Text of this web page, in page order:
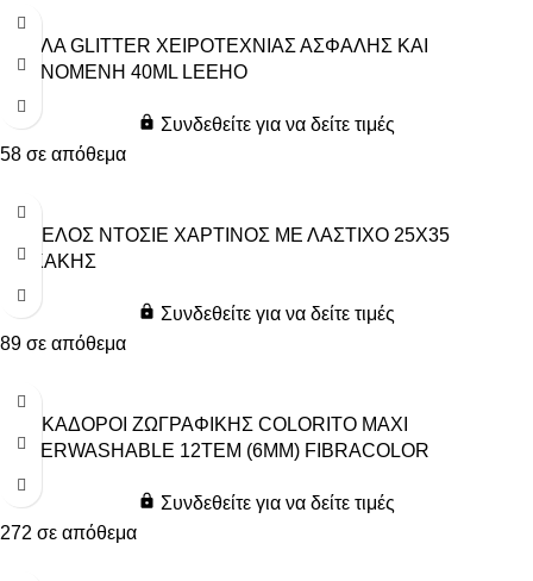
ΚΟΛΛΑ GLITTER ΧΕΙΡΟΤΕΧΝΙΑΣ ΑΣΦΑΛΗΣ ΚΑΙ
ΠΛΕΝΟΜΕΝΗ 40ML LEEHO
Συνδεθείτε για να δείτε τιμές
58 σε απόθεμα
ΦΑΚΕΛΟΣ ΝΤΟΣΙΕ ΧΑΡΤΙΝΟΣ ΜΕ ΛΑΣΤΙΧΟ 25Χ35
ΔΙΑΚΑΚΗΣ
Συνδεθείτε για να δείτε τιμές
89 σε απόθεμα
ΜΑΡΚΑΔΟΡΟΙ ZΩΓΡΑΦΙΚΗΣ COLORITO MAXI
SUPERWASHABLE 12ΤΕΜ (6MM) FIBRACOLOR
Συνδεθείτε για να δείτε τιμές
272 σε απόθεμα